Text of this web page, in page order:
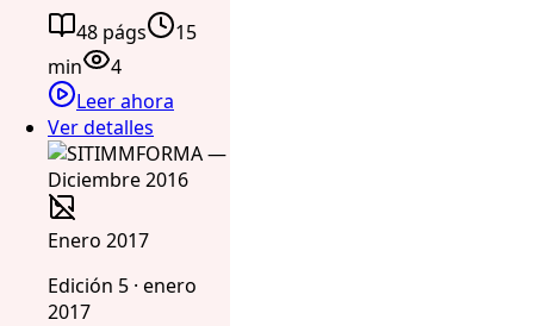
48 págs
15
min
4
Leer ahora
Ver detalles
Enero 2017
Edición 5 · enero
2017